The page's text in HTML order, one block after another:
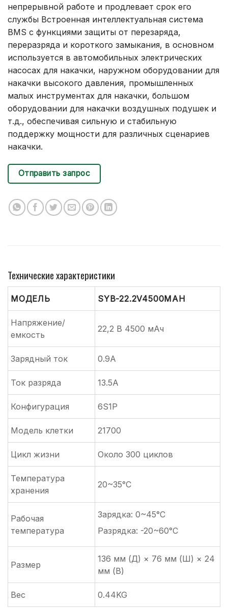
непрерывной работе и продлевает срок его
службы Встроенная интеллектуальная система
BMS с функциями защиты от перезаряда,
переразряда и короткого замыкания, в основном
используется в автомобильных электрических
насосах для накачки, наружном оборудовании для
накачки высокого давления, промышленных
малых инструментах для накачки, большом
оборудовании для накачки воздушных подушек и
т.д., обеспечивая сильную и стабильную
поддержку мощности для различных сценариев
накачки.
Отправить запрос
Технические характеристики
МОДЕЛЬ SYB-22.2V4500MAH
Напряжение/
емкость
22,2 В 4500 мАч
Зарядный ток 0.9A
Ток разряда 13.5A
Конфигурация 6S1P
Модель клетки 21700
Цикл жизни Около 300 циклов
Температура
хранения
20~35°C
Рабочая
температура
Зарядка: 0~45°C
Разрядка: -20~60°C
Размер
136 мм (Д) × 76 мм (Ш) × 24
мм (В)
Вес 0.44KG